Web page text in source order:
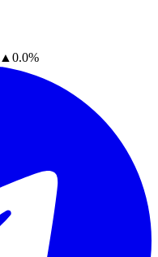
▲ 0.0%